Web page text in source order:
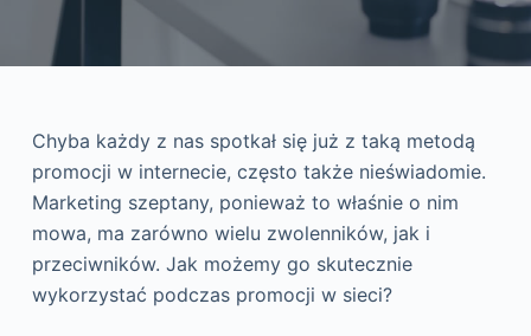
Chyba każdy z nas spotkał się już z taką metodą
promocji w internecie, często także nieświadomie.
Marketing szeptany, ponieważ to właśnie o nim
mowa, ma zarówno wielu zwolenników, jak i
przeciwników. Jak możemy go skutecznie
wykorzystać podczas promocji w sieci?